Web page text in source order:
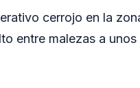
cerrojo en la
entre malezas a unos